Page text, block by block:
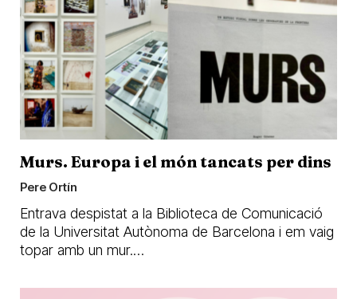
Murs. Europa i el món tancats per dins
Pere Ortín
Entrava despistat a la Biblioteca de Comunicació
de la Universitat Autònoma de Barcelona i em vaig
topar amb un mur.…